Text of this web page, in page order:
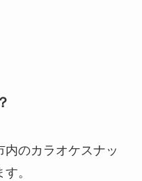
のカラオケスナッ
。